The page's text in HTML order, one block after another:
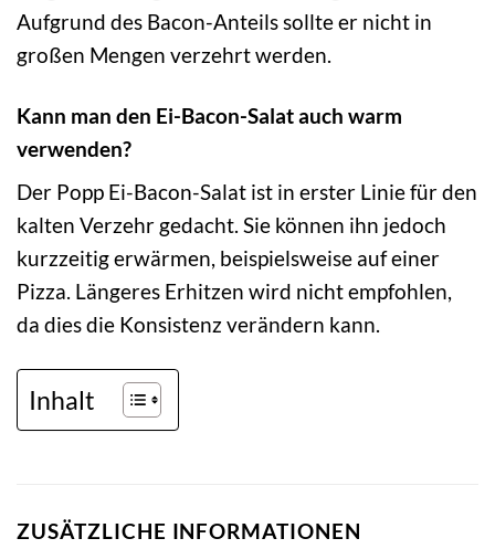
Aufgrund des Bacon-Anteils sollte er nicht in
großen Mengen verzehrt werden.
Kann man den Ei-Bacon-Salat auch warm
verwenden?
Der Popp Ei-Bacon-Salat ist in erster Linie für den
kalten Verzehr gedacht. Sie können ihn jedoch
kurzzeitig erwärmen, beispielsweise auf einer
Pizza. Längeres Erhitzen wird nicht empfohlen,
da dies die Konsistenz verändern kann.
Inhalt
ZUSÄTZLICHE INFORMATIONEN